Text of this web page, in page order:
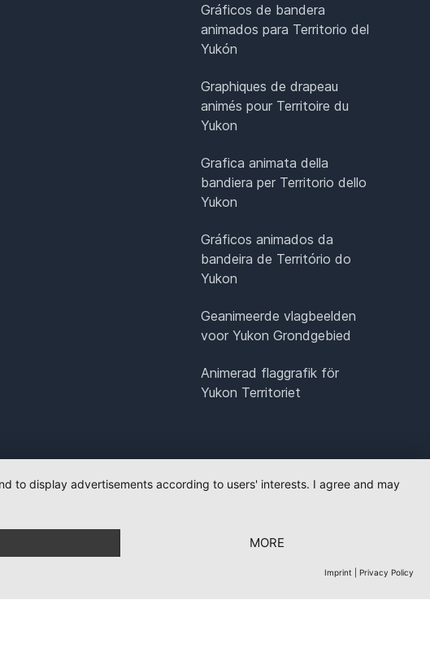
Gráficos de bandera
animados para Territorio del
Yukón
Graphiques de drapeau
animés pour Territoire du
Yukon
Grafica animata della
bandiera per Territorio dello
Yukon
Gráficos animados da
bandeira de Território do
Yukon
Geanimeerde vlagbeelden
voor Yukon Grondgebied
Animerad flaggrafik för
Yukon Territoriet
to display advertisements according to users' interests. I agree and may
MORE
Imprint Privacy Policy